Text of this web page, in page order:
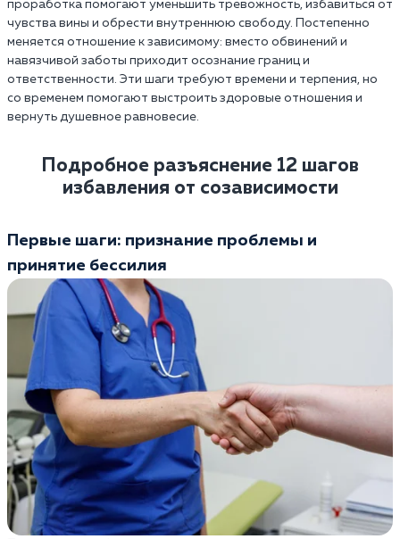
проработка помогают уменьшить тревожность, избавиться от
чувства вины и обрести внутреннюю свободу. Постепенно
меняется отношение к зависимому: вместо обвинений и
навязчивой заботы приходит осознание границ и
ответственности. Эти шаги требуют времени и терпения, но
со временем помогают выстроить здоровые отношения и
вернуть душевное равновесие.
Подробное разъяснение 12 шагов
избавления от созависимости
Первые шаги: признание проблемы и
принятие бессилия